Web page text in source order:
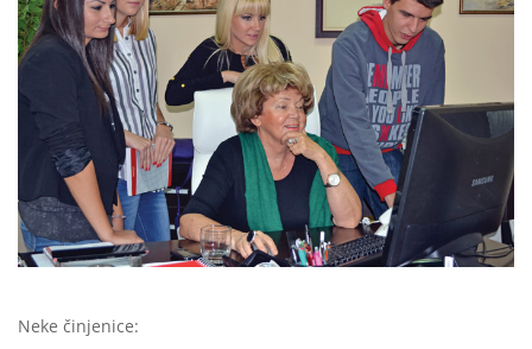
Neke činjenice: